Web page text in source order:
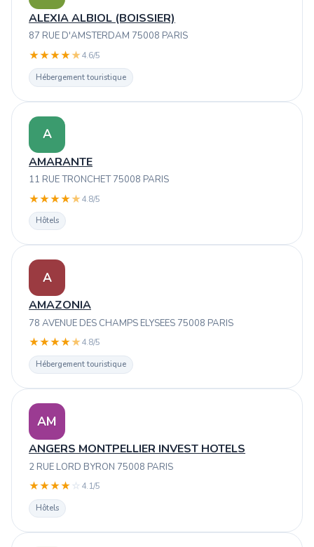
ALEXIA ALBIOL (BOISSIER)
87 RUE D'AMSTERDAM 75008 PARIS
★★★★★4.6/5
Hébergement touristique
A
AMARANTE
11 RUE TRONCHET 75008 PARIS
★★★★★4.8/5
Hôtels
A
AMAZONIA
78 AVENUE DES CHAMPS ELYSEES 75008 PARIS
★★★★★4.8/5
Hébergement touristique
AM
ANGERS MONTPELLIER INVEST HOTELS
2 RUE LORD BYRON 75008 PARIS
★★★★ ☆ 4.1/5
Hôtels